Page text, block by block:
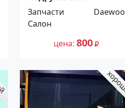
переключатель
дворников Daewoo
Nexia Кропоткин
Запчасти
Daewoo
Салон
цена 800